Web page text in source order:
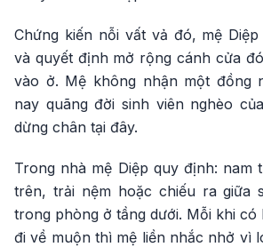
Chứng kiến nỗi vất vả đó, mệ
và quyết định mở rộng cánh cửa
vào ở. Mệ không nhận một đồng
nay quãng đời sinh viên nghèo
dừng chân tại đây.
Trong nhà mệ Diệp quy định: nam
trên, trải nệm hoặc chiếu ra giữa
trong phòng ở tầng dưới. Mỗi khi có
đi về muộn thì mệ liền nhắc nhở vì